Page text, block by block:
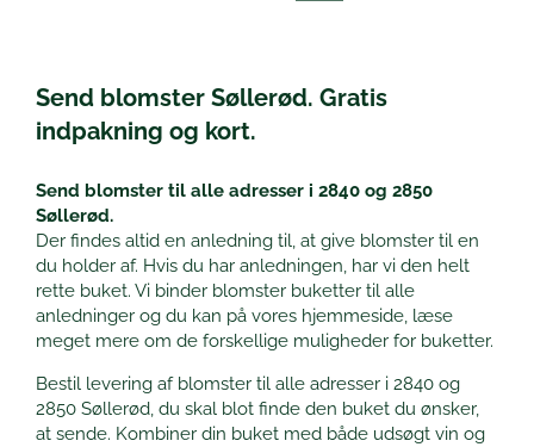
Send blomster Søllerød. Gratis
indpakning og kort.
Send blomster til alle adresser i 2840 og 2850
Søllerød.
Der findes altid en anledning til, at give blomster til en
du holder af. Hvis du har anledningen, har vi den helt
rette buket. Vi binder blomster buketter til alle
anledninger og du kan på vores hjemmeside, læse
meget mere om de forskellige muligheder for buketter.
Bestil levering af blomster til alle adresser i 2840 og
2850 Søllerød, du skal blot finde den buket du ønsker,
at sende. Kombiner din buket med både udsøgt vin og